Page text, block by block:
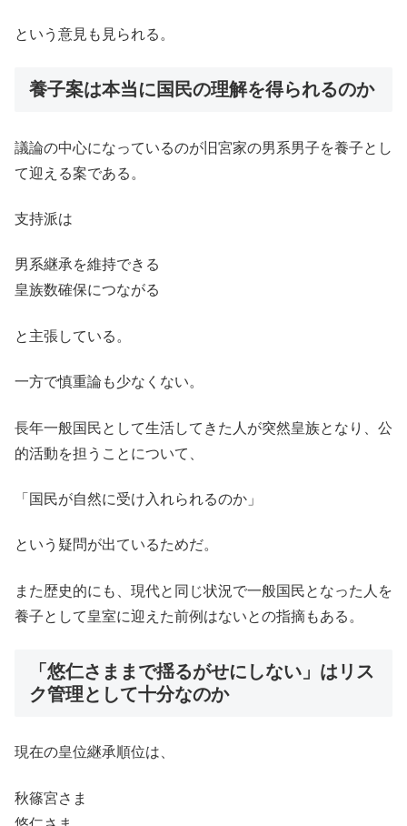
という意見も見られる。
養子案は本当に国民の理解を得られるのか
議論の中心になっているのが旧宮家の男系男子を養子とし
て迎える案である。
支持派は
男系継承を維持できる
皇族数確保につながる
と主張している。
一方で慎重論も少なくない。
長年一般国民として生活してきた人が突然皇族となり、公
的活動を担うことについて、
「国民が自然に受け入れられるのか」
という疑問が出ているためだ。
また歴史的にも、現代と同じ状況で一般国民となった人を
養子として皇室に迎えた前例はないとの指摘もある。
「悠仁さままで揺るがせにしない」はリス
ク管理として十分なのか
現在の皇位継承順位は、
秋篠宮さま